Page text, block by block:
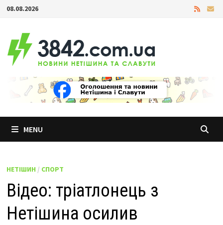
Skip
content
08.08.2026
MENU
НЕТІШИН / СПОРТ
Відео: тріатлонець з
Нетішина осилив